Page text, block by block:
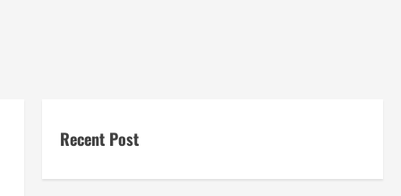
Recent Post